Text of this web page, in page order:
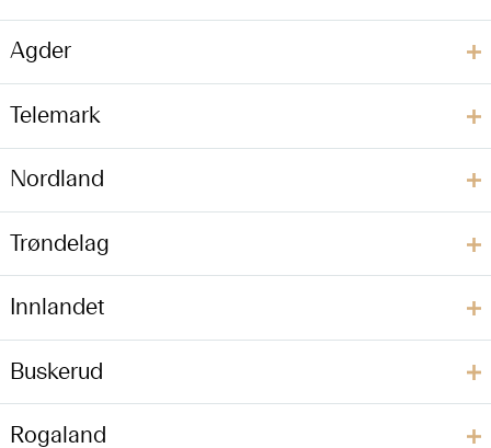
Agder
Telemark
Nordland
Trøndelag
Innlandet
Buskerud
Rogaland